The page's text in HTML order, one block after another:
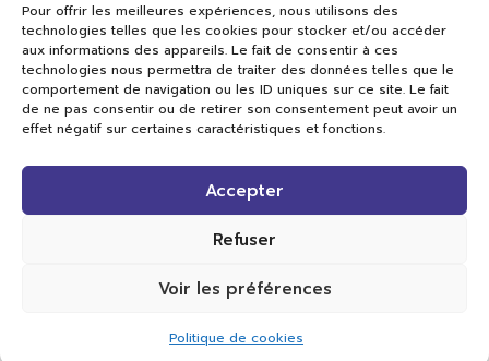
Pour offrir les meilleures expériences, nous utilisons des
technologies telles que les cookies pour stocker et/ou accéder
aux informations des appareils. Le fait de consentir à ces
technologies nous permettra de traiter des données telles que le
comportement de navigation ou les ID uniques sur ce site. Le fait
de ne pas consentir ou de retirer son consentement peut avoir un
effet négatif sur certaines caractéristiques et fonctions.
Accepter
Refuser
Voir les préférences
Politique de cookies
Val TV
Centre de Compétences Médias
Rue du Pont-Neuf 24
Tous droits réservés.
Réalisation Cavin-Baudat Digital Lab